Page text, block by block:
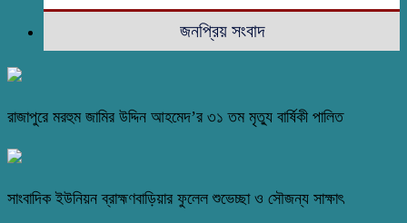
জনপ্রিয় সংবাদ
রাজাপুরে মরহুম জামির উদ্দিন আহমেদ’র ৩১ তম মৃত্যু বার্ষিকী পালিত
সাংবাদিক ইউনিয়ন ব্রাহ্মণবাড়িয়ার ফুলেল শুভেচ্ছা ও সৌজন্য সাক্ষাৎ